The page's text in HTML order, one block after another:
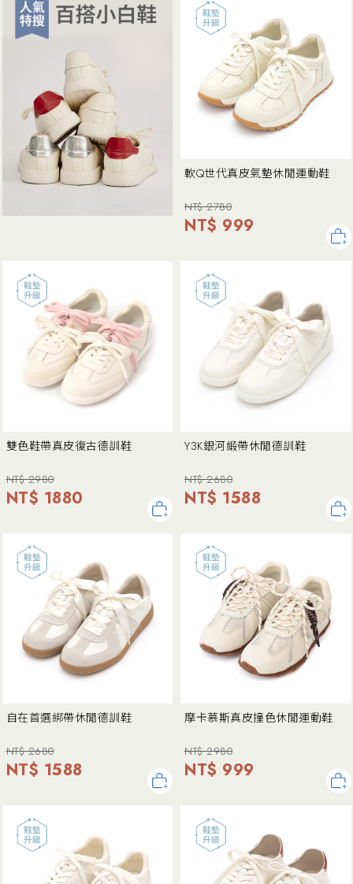
軟Q世代真皮氣墊休閒運動鞋
NT$ 2780
NT$ 999
雙色鞋帶真皮復古德訓鞋
NT$ 2980
NT$ 1880
Y3K銀河緞帶休閒德訓鞋
NT$ 2680
NT$ 1588
自在首選綁帶休閒德訓鞋
NT$ 2680
NT$ 1588
摩卡慕斯真皮撞色休閒運動鞋
NT$ 2980
NT$ 999